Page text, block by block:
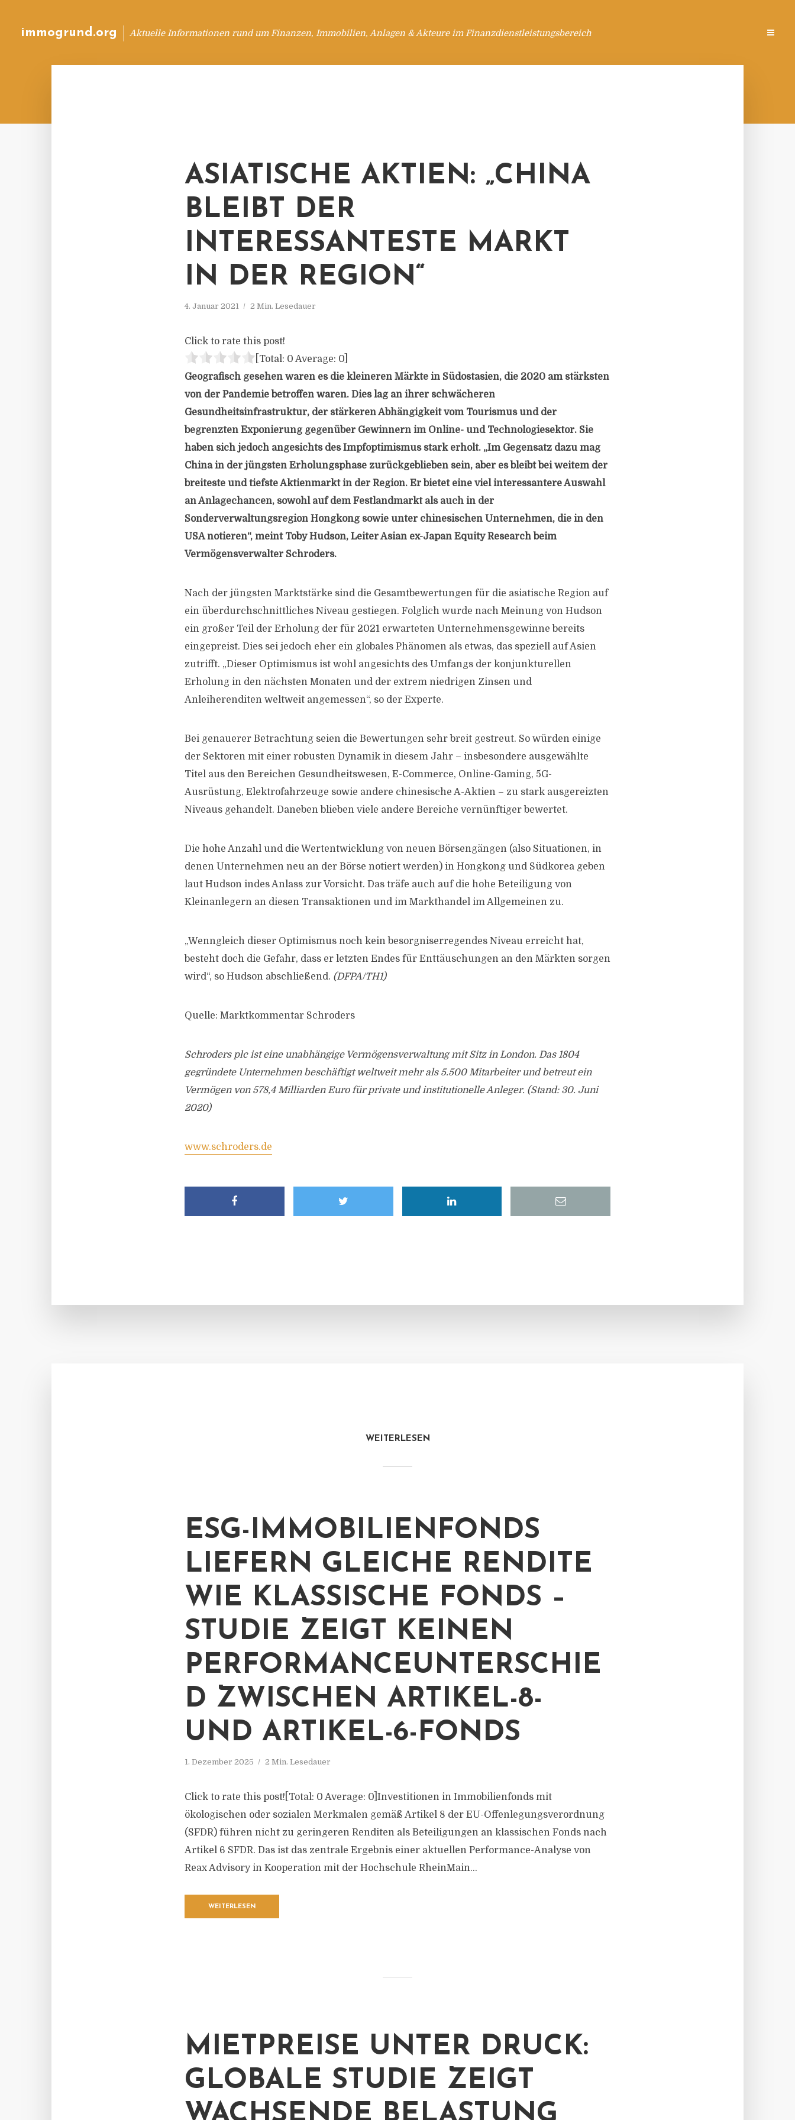
immogrund.org Aktuelle Informationen rund um Finanzen, Immobilien, Anlagen & Akteure im Finanzdienstleistungsbereich
ASIATISCHE AKTIEN: „CHINA
BLEIBT DER
INTERESSANTESTE MARKT
IN DER REGION“
4. Januar 2021 2 Min. Lesedauer
Click to rate this post!
[Total: 0 Average: 0
Geografisch gesehen waren es die kleineren Märkte in Südostasien, die 2020 am stärksten
von der Pandemie betroffen waren. Dies lag an ihrer schwächeren
Gesundheitsinfrastruktur, der stärkeren Abhängigkeit vom Tourismus und der
begrenzten Exponierung gegenüber Gewinnern im Online- und Technologiesektor. Sie
haben sich jedoch angesichts des Impfoptimismus stark erholt. „Im Gegensatz dazu mag
China in der jüngsten Erholungsphase zurückgeblieben sein, aber es bleibt bei weitem der
breiteste und tiefste Aktienmarkt in der Region. Er bietet eine viel interessantere Auswahl
an Anlagechancen, sowohl auf dem Festlandmarkt als auch in der
Sonderverwaltungsregion Hongkong sowie unter chinesischen Unternehmen, die in den
USA notieren“, meint Toby Hudson, Leiter Asian ex-Japan Equity Research beim
Vermögensverwalter Schroders.
Nach der jüngsten Marktstärke sind die Gesamtbewertungen für die asiatische Region auf
ein überdurchschnittliches Niveau gestiegen. Folglich wurde nach Meinung von Hudson
ein großer Teil der Erholung der für 2021 erwarteten Unternehmensgewinne bereits
eingepreist. Dies sei jedoch eher ein globales Phänomen als etwas, das speziell auf Asien
zutrifft. „Dieser Optimismus ist wohl angesichts des Umfangs der konjunkturellen
Erholung in den nächsten Monaten und der extrem niedrigen Zinsen und
Anleiherenditen weltweit angemessen“, so der Experte.
Bei genauerer Betrachtung seien die Bewertungen sehr breit gestreut. So würden einige
der Sektoren mit einer robusten Dynamik in diesem Jahr – insbesondere ausgewählte
Titel aus den Bereichen Gesundheitswesen, E-Commerce, Online-Gaming, 5G-
Ausrüstung, Elektrofahrzeuge sowie andere chinesische A-Aktien – zu stark ausgereizten
Niveaus gehandelt. Daneben blieben viele andere Bereiche vernünftiger bewertet.
Die hohe Anzahl und die Wertentwicklung von neuen Börsengängen (also Situationen, in
denen Unternehmen neu an der Börse notiert werden) in Hongkong und Südkorea geben
laut Hudson indes Anlass zur Vorsicht. Das träfe auch auf die hohe Beteiligung von
Kleinanlegern an diesen Transaktionen und im Markthandel im Allgemeinen zu.
„Wenngleich dieser Optimismus noch kein besorgniserregendes Niveau erreicht hat,
besteht doch die Gefahr, dass er letzten Endes für Enttäuschungen an den Märkten sorgen
wird“, so Hudson abschließend. (DFPA/TH1)
Quelle: Marktkommentar Schroders
Schroders plc ist eine unabhängige Vermögensverwaltung mit Sitz in London. Das 1804
gegründete Unternehmen beschäftigt weltweit mehr als 5.500 Mitarbeiter und betreut ein
Vermögen von 578,4 Milliarden Euro für private und institutionelle Anleger. (Stand: 30. Juni
2020)
www.schroders.de
WEITERLESEN
ESG-IMMOBILIENFONDS
LIEFERN GLEICHE RENDITE
WIE KLASSISCHE FONDS –
STUDIE ZEIGT KEINEN
PERFORMANCEUNTERSCHIE
D ZWISCHEN ARTIKEL-8-
UND ARTIKEL-6-FONDS
1. Dezember 2025 2 Min. Lesedauer
Click to rate this post![Total: 0 Average: 0]Investitionen in Immobilienfonds mit
ökologischen oder sozialen Merkmalen gemäß Artikel 8 der EU-Offenlegungsverordnung
(SFDR) führen nicht zu geringeren Renditen als Beteiligungen an klassischen Fonds nach
Artikel 6 SFDR. Das ist das zentrale Ergebnis einer aktuellen Performance-Analyse von
Reax Advisory in Kooperation mit der Hochschule RheinMain...
WEITERLESEN
MIETPREISE UNTER DRUCK:
GLOBALE STUDIE ZEIGT